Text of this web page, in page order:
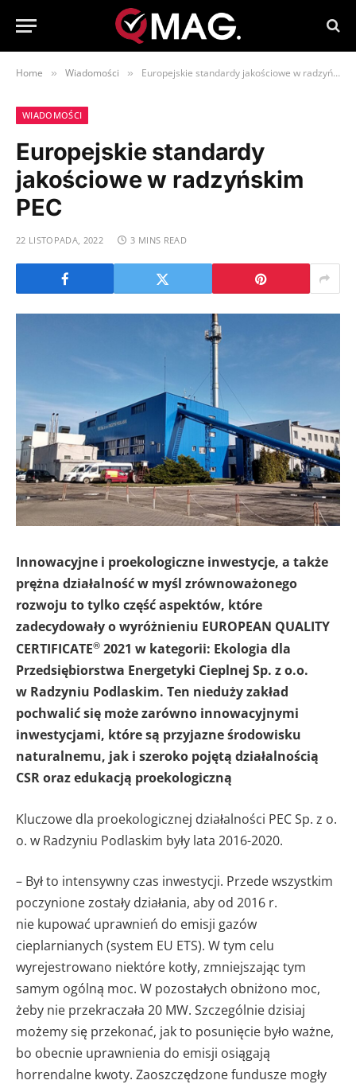
Home » Wiadomości » Europejskie standardy jakościowe w radzyńskim PEC
WIADOMOŚCI
Europejskie standardy
jakościowe w radzyńskim
PEC
22 LISTOPADA, 2022 3 MINS READ
Innowacyjne i proekologiczne inwestycje, a także
prężna działalność w myśl zrównoważonego
rozwoju to tylko część aspektów, które
zadecydowały o wyróżnieniu EUROPEAN QUALITY
CERTIFICATE® 2021 w kategorii: Ekologia dla
Przedsiębiorstwa Energetyki Cieplnej Sp. z o.o.
w Radzyniu Podlaskim. Ten nieduży zakład
pochwalić się może zarówno innowacyjnymi
inwestycjami, które są przyjazne środowisku
naturalnemu, jak i szeroko pojętą działalnością
CSR oraz edukacją proekologiczną
Kluczowe dla proekologicznej działalności PEC Sp. z o.
o. w Radzyniu Podlaskim były lata 2016-2020.
– Był to intensywny czas inwestycji. Przede wszystkim
poczynione zostały działania, aby od 2016 r.
nie kupować uprawnień do emisji gazów
cieplarnianych (system EU ETS). W tym celu
wyrejestrowano niektóre kotły, zmniejszając tym
samym ogólną moc. W pozostałych obniżono moc,
żeby nie przekraczała 20 MW. Szczególnie dzisiaj
możemy się przekonać, jak to posunięcie było ważne,
bo obecnie uprawnienia do emisji osiągają
horrendalne kwoty. Zaoszczędzone fundusze mogły